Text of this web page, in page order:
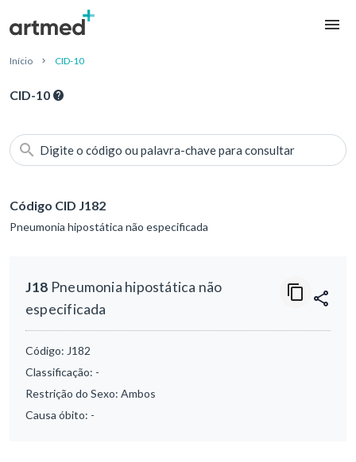
Início CID-10
CID-10
Digite o código ou palavra-chave para consultar
Código CID J182
Pneumonia hipostática não especificada
J18 Pneumonia hipostática não
especificada
Código: J182
Classificação: -
Restrição do Sexo: Ambos
Causa óbito: -